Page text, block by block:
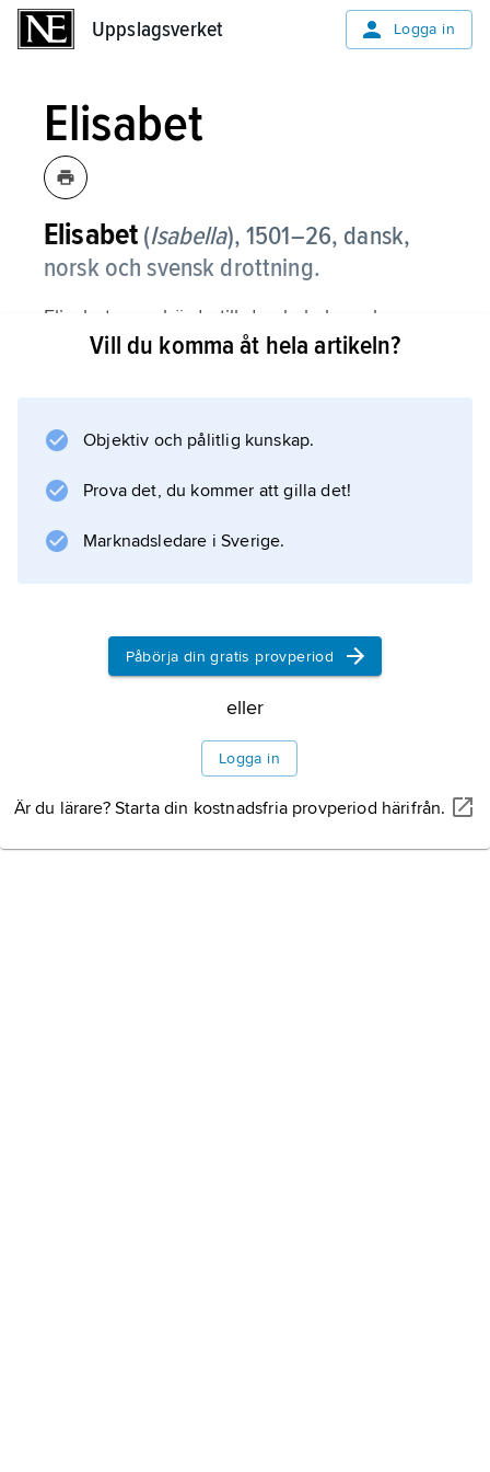
Uppslagsverket Logga in
Elisabet
Elisabet (Isabella),1501–26, dansk,
norsk och svensk drottning.
Elisabet, som hörde till den habsburgska
ätten, var syster till kejsar Karl V. Som
tid svensk drottning efter Kristians erövring av
även från sin danska tron, delade hon
Vill du komma åt hela artikeln?
Objektiv och pålitlig kunskap.
Prova det, du kommer att gilla det!
Marknadsledare i Sverige.
Påbörja din gratis provperiod
eller
Logga in
Är du lärare? Starta din kostnadsfria provperiod härifrån.